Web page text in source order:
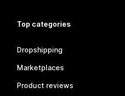
Top categories
Dropshipping
Marketplaces
Product reviews